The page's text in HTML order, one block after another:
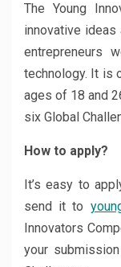
The Young
innovative
entrepreneurs
technology. It is
ages of 18 and
six Global
How to apply?
It’s easy to
send it to
Innovators
your